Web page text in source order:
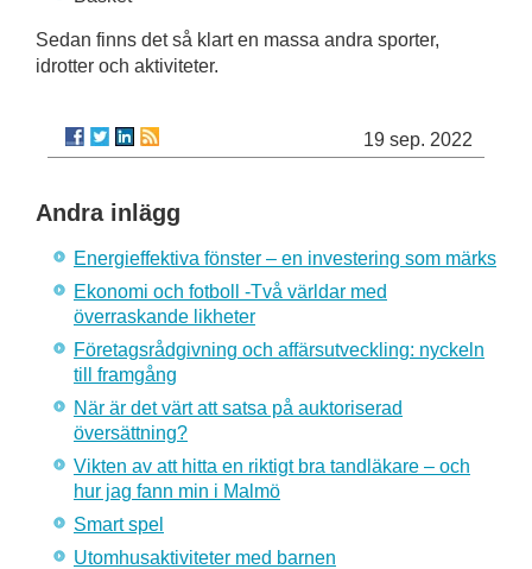
Sedan finns det så klart en massa andra sporter,
idrotter och aktiviteter.
19 sep. 2022
Andra inlägg
Energieffektiva fönster – en investering som märks
Ekonomi och fotboll -Två världar med
överraskande likheter
Företagsrådgivning och affärsutveckling: nyckeln
till framgång
När är det värt att satsa på auktoriserad
översättning?
Vikten av att hitta en riktigt bra tandläkare – och
hur jag fann min i Malmö
Smart spel
Utomhusaktiviteter med barnen